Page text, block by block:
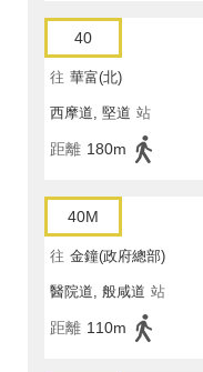
40
往 華富(北)
西摩道, 堅道 站
距離 180m
40M
往 金鐘(政府總部)
醫院道, 般咸道 站
距離 110m